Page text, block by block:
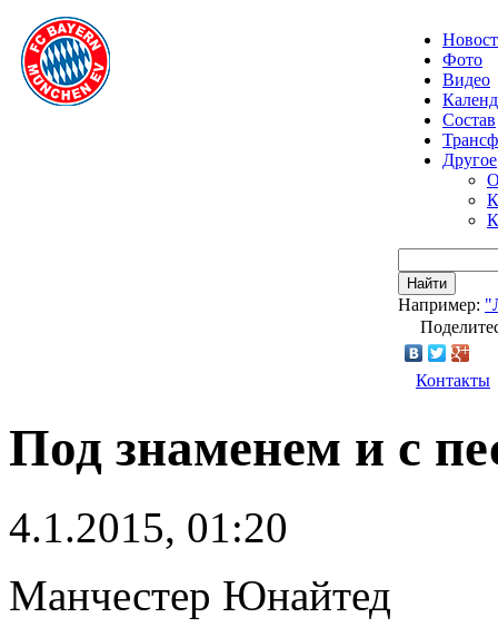
Фото
Видео
Состав
Другое
Найти
Например:
Контакты
Под знаменем и с
4.1.2015, 01:20
Манчестер Юнайтед